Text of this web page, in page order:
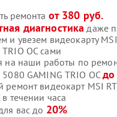
ремонта от 380 руб.
диагностика даже
и увезем видеокарту
TRIO OC сами
на наши работы по
5080 GAMING TRIO OCдо
ремонт видеокарт MSI
в течении часа
вас до 20%